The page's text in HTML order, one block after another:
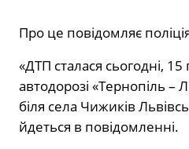
Про це повідомляє
«ДТП сталася сьогодні,
автодорозі «Тернопіль –
біля села Чижиків
йдеться в повідомленні.